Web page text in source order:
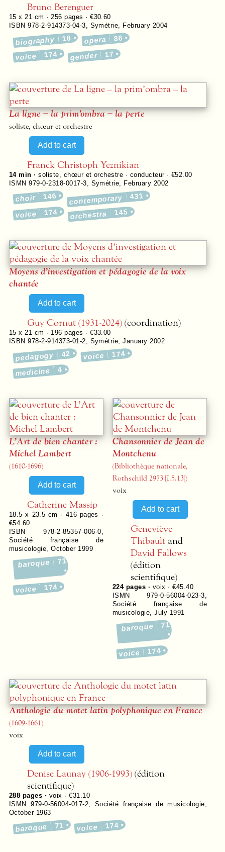
Bruno Berenguer
15 x 21 cm ·256 pages ·€30.60
ISBN 978-2-914373-04-3, Symétrie, February 2004
biography 18 opera 86
voice 174 gender 17
La ligne – la prim’ombra – la perte
soliste, chœur et orchestre
Franck Christoph Yeznikian
14 min ·soliste, chœur et orchestre · conducteur · €52.00
ISMN 979-0-2318-0017-3, Symétrie, February 2002
choir 146 contemporary 431
voice 174 orchestra 145
Moyens d’investigation et pédagogie de la voix
chantée
Guy Cornut (1931-2024) (coordination)
15 x 21 cm · 196 pages ·€33.00
ISBN 978-2-914373-01-2, Symétrie,January 2002
pedagogy 42 voice 174
medicine 4
L’Art de bien chanter :
Michel Lambert
(1610-1696)
Catherine Massip
18.5 x 23.5 cm · 416 pages ·
€54.60
ISBN 978-2-85357-006-0,
Société française de
musicologie,October 1999
baroque 71
voice 174
Chansonnier de Jean de
Montchenu
(Bibliothèque nationale,
Rothschild 2973 [I.5.13])
voix
Geneviève
Thibault and
David Fallows
(édition
scientifique)
224pages · voix · €45.40
ISMN 979-0-56004-023-3,
Société française de
musicologie,July 1991
baroque 71
voice 174
Anthologie du motet latin polyphonique en France
(1609-1661)
voix
Denise Launay (1906-1993) (édition
scientifique)
288 pages · voix · €31.10
ISMN 979-0-56004-017-2, Société française de musicologie,
October 1963
baroque 71 voice 174